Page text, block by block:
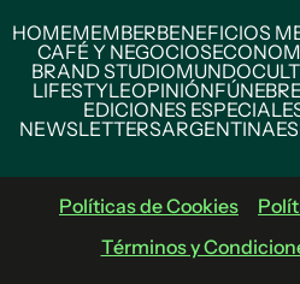
HOMEMEMBERBENEFICIOS
CAFÉ Y NEGOCIOS
BRAND STUDIOMUNDO
LIFESTYLEOPINIÓN
EDICIONES
NEWSLETTERSARGENTINA
Políticas de Cookies
Términos y